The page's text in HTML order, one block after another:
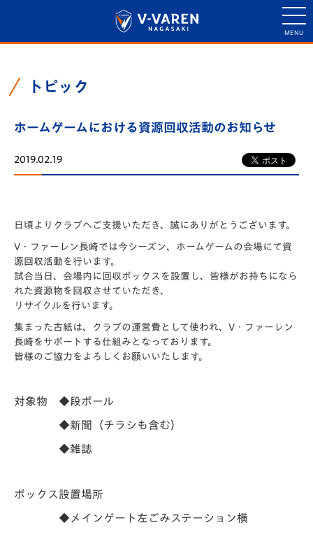
トピック
ホームゲームにおける資源回収活動のお知らせ
2019.02.19
日頃よりクラブへご支援いただき、誠にありがとうございます。
V・ファーレン長崎では今シーズン、ホームゲームの会場にて資
源回収活動を行います。
試合当日、会場内に回収ボックスを設置し、皆様がお持ちになら
れた資源物を回収させていただき、
リサイクルを行います。
集まった古紙は、クラブの運営費として使われ、V・ファーレン
長崎をサポートする仕組みとなっております。
皆様のご協力をよろしくお願いいたします。
対象物 ◆段ボール
◆新聞（チラシも含む）
◆雑誌
ボックス設置場所
◆メインゲート左ごみステーション横